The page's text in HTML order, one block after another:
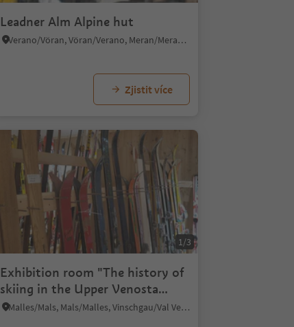
Leadner Alm Alpine hut
Verano/Vöran, Vöran/Verano, Meran/Merano and environs
Zjistit více
1/3
Exhibition room "The history of
skiing in the Upper Venosta
Valley"
Malles/Mals, Mals/Malles, Vinschgau/Val Venosta